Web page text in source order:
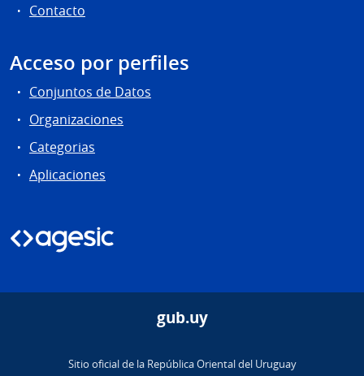
Contacto
Acceso por perfiles
Conjuntos de Datos
Organizaciones
Categorias
Aplicaciones
gub.uy
Sitio oficial de la República Oriental del Uruguay